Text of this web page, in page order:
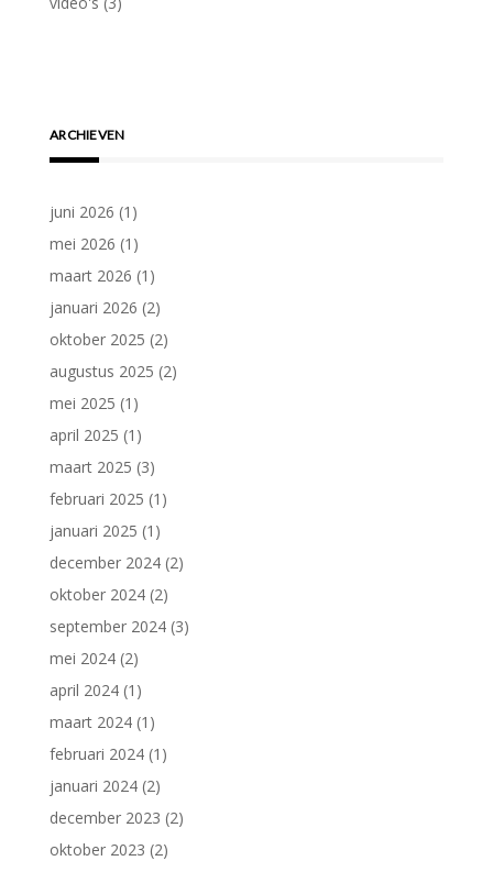
ARCHIEVEN
juni 2026 (1)
mei 2026 (1)
maart 2026 (1)
januari 2026 (2)
oktober 2025 (2)
augustus 2025 (2)
mei 2025 (1)
april 2025 (1)
maart 2025 (3)
februari 2025 (1)
januari 2025 (1)
december 2024 (2)
oktober 2024 (2)
september 2024 (3)
mei 2024 (2)
april 2024 (1)
maart 2024 (1)
februari 2024 (1)
januari 2024 (2)
december 2023 (2)
oktober 2023 (2)